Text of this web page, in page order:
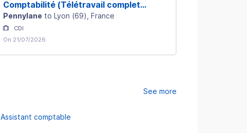
Comptabilité (Télétravail complet
possible - Lyon)
Pennylane to Lyon (69) , France
CDI
On 21/07/2026
See more
Assistant comptable